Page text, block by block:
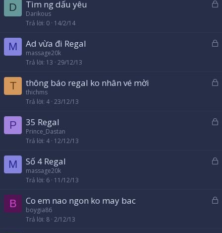
ó
D
ó
Tìm ng dấu yêu
Darikous
Trả lời 0 14/2/14
M
ó
Ad vừa đi Regal
massage20k
Trả lời 13 29/12/13
T
ó
thông báo regal ko nhân vé mời
thichms
Trả lời 4 23/12/13
P
ó
35 Regal
Prince_Dastan
Trả lời 4 12/12/13
M
ó
Số 4 Regal
massage20k
Trả lời 6 11/12/13
B Co em nao ngon ko may bac
boygia86
Trả lời 8 2/12/13